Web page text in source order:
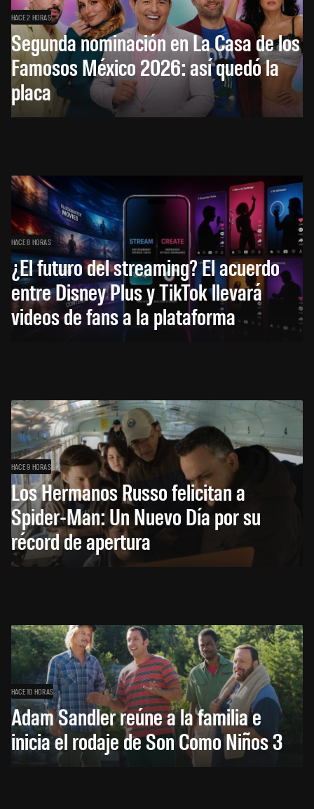
HACE 2 HORAS
Segunda nominación en La Casa de los
Famosos México 2026: así quedó la
placa
HACE 8 HORAS
¿El futuro del streaming? El acuerdo
entre Disney Plus y TikTok llevará
videos de fans a la plataforma
HACE 9 HORAS
Los Hermanos Russo felicitan a
Spider-Man: Un Nuevo Día por su
récord de apertura
HACE 10 HORAS
Adam Sandler reúne a la familia e
inicia el rodaje de Son Como Niños 3